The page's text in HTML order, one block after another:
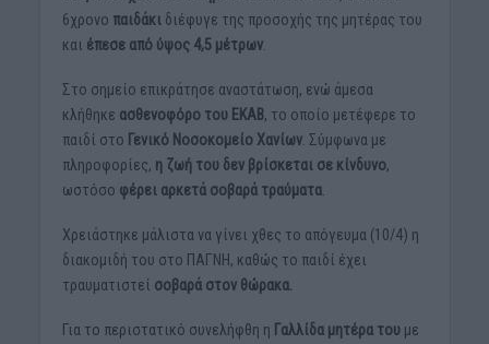
6χρονο παιδάκι διέφυγε της προσοχής της μητέρας του
και έπεσε από ύψος 4,5 μέτρων.
Στο σημείο επικράτησε αναστάτωση, ενώ άμεσα
κλήθηκε ασθενοφόρο του ΕΚΑΒ, το οποίο μετέφερε το
παιδί στο Γενικό Νοσοκομείο Χανίων. Σύμφωνα με
πληροφορίες, η ζωή του δεν βρίσκεται σε κίνδυνο,
ωστόσο φέρει αρκετά σοβαρά τραύματα.
Χρειάστηκε μάλιστα να γίνει χθες το απόγευμα (10/4) η
διακομιδή του στο ΠΑΓΝΗ, καθώς το παιδί έχει
τραυματιστεί σοβαρά στον θώρακα.
Για το περιστατικό συνελήφθη η Γαλλίδα μητέρα τουμε